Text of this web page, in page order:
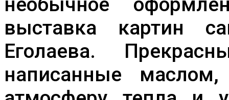
выставка картин
Еголаева.
написанные